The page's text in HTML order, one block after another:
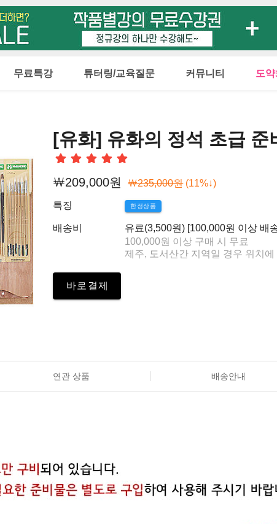
무료특강 튜터링/교육질문 커뮤니티 도
상품정보
분류
브랜드
제조지역
한정상품
[유화] 유화의 정석 초급 준
￦209,000원 ￦235,000원(11%↓)
특징 한정상품
배송비
유료(3,500원) [100,000원 이상 배
100,000원 이상 구매 시 무료
제주, 도서산간 지역일 경우 위치
바로결제
연관 상품 배송안내